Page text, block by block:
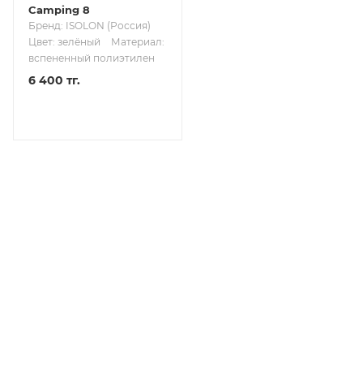
Camping 8
Бренд: ISOLON (Россия)
Цвет: зелёный
Материал:
вспененный полиэтилен
6 400 тг.